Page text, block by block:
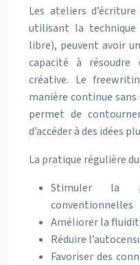
Les ateliers
utilisant la
libre), peuvent avoir
capacité à résoudre
créative. Le
manière continue
permet de
d’accéder à des idées
La pratique régulière
Stimuler la
conventionnelles
Améliorer la
Réduire
Favoriser des